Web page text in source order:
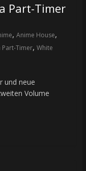
Part-Timer
, Anime House,
Part-Timer, White
und neue
Volume